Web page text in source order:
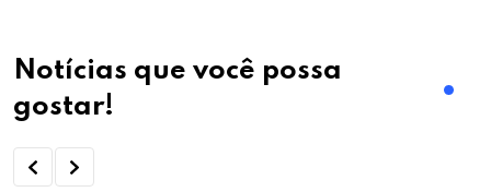
Notícias que você possa
gostar!